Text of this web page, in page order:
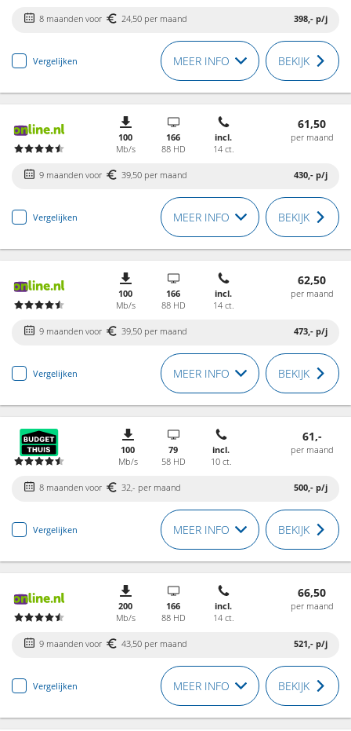
8 maanden voor 24,50 per maand 398,- p/j
Vergelijken MEER INFO BEKIJK
100
Mb/s
166
88 HD
incl.
14 ct.
61,50
per maand
9 maanden voor 39,50 per maand 430,- p/j
Vergelijken MEER INFO BEKIJK
100
Mb/s
166
88 HD
incl.
14 ct.
62,50
per maand
9 maanden voor 39,50 per maand 473,- p/j
Vergelijken MEER INFO BEKIJK
100
Mb/s
79
58 HD
incl.
10 ct.
61,-
per maand
8 maanden voor 32,- per maand 500,- p/j
Vergelijken MEER INFO BEKIJK
200
Mb/s
166
88 HD
incl.
14 ct.
66,50
per maand
9 maanden voor 43,50 per maand 521,- p/j
Vergelijken MEER INFO BEKIJK